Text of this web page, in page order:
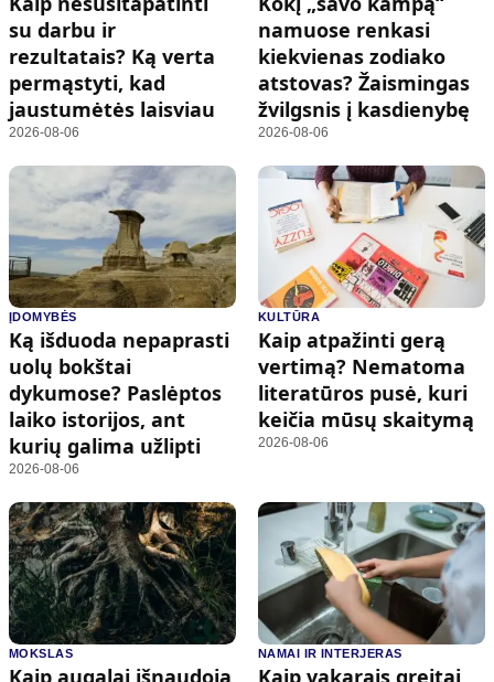
su darbu ir
rezultatais? Ką verta
permąstyti, kad
jaustumėtės laisviau
2026-08-06
namuose renkasi
kiekvienas zodiako
atstovas? Žaismingas
žvilgsnis į kasdienybę
2026-08-06
ĮDOMYBĖS
Ką išduoda nepaprasti
uolų bokštai
dykumose? Paslėptos
laiko istorijos, ant
kurių galima užlipti
2026-08-06
KULTŪRA
Kaip atpažinti gerą
vertimą? Nematoma
literatūros pusė, kuri
keičia mūsų skaitymą
2026-08-06
MOKSLAS
Kaip augalai išnaudoja
NAMAI IR INTERJERAS
Kaip vakarais greitai